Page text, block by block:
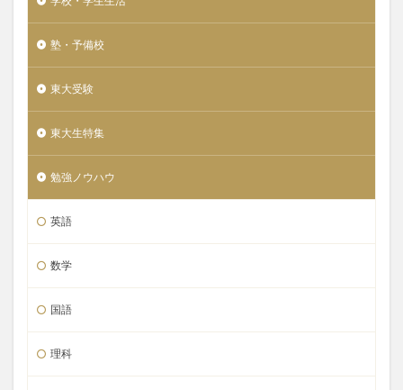
塾・予備校
東大受験
東大生特集
勉強ノウハウ
英語
数学
国語
理科